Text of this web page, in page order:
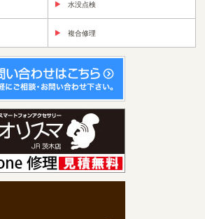
水没点検
複合修理